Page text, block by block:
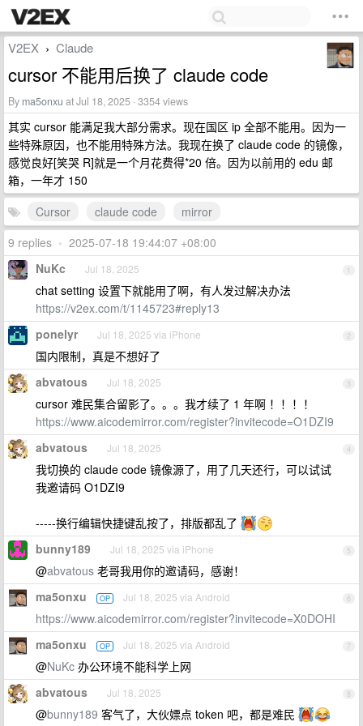
V2EX › Claude
cursor 不能用后换了 claude code
By ma5onxu at Jul 18, 2025 · 3354 views
其实 cursor 能满足我大部分需求。现在国区 ip 全部不能用。因为一
些特殊原因，也不能用特殊方法。我现在换了 claude code 的镜像，
感觉良好[笑哭 R]就是一个月花费得*20 倍。因为以前用的 edu 邮
箱，一年才 150
Cursor
claude code
mirror
9 replies • 2025-07-18 19:44:07 +08:00
1
NuKc Jul 18, 2025
chat setting 设置下就能用了啊，有人发过解决办法
https://v2ex.com/t/1145723#reply13
2
ponelyr Jul 18, 2025 via iPhone
国内限制，真是不想好了
3
abvatous Jul 18, 2025
cursor 难民集合留影了。。。我才续了 1 年啊 ！！！！
https://www.aicodemirror.com/register?invitecode=O1DZI9
4
abvatous Jul 18, 2025
我切换的 claude code 镜像源了，用了几天还行，可以试试
我邀请码 O1DZI9
-----换行编辑快捷键乱按了，排版都乱了
5
bunny189 Jul 18, 2025 via iPhone
@abvatous 老哥我用你的邀请码，感谢！
6
ma5onxu OP Jul 18, 2025 via Android
https://www.aicodemirror.com/register?invitecode=X0DOHI
7
ma5onxu OP Jul 18, 2025 via Android
@NuKc 办公环境不能科学上网
8
abvatous Jul 18, 2025
@bunny189 客气了，大伙嫖点 token 吧，都是难民